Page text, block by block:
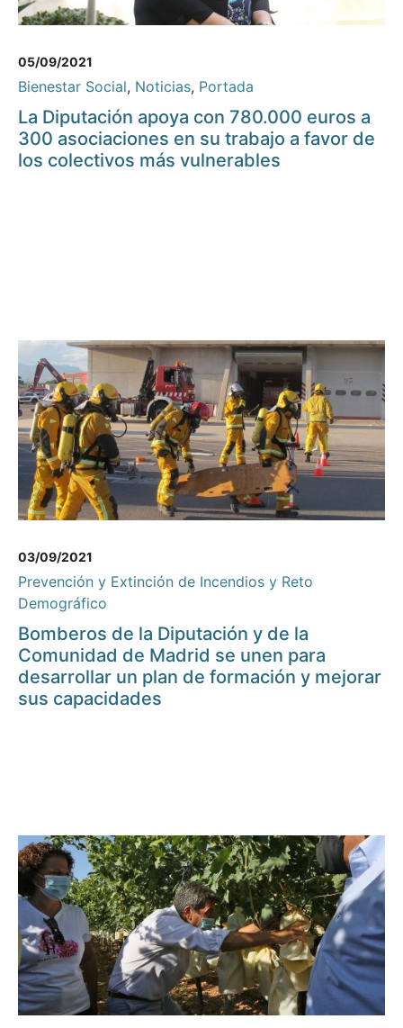
05/09/2021
Bienestar Social, Noticias, Portada
La Diputación apoya con 780.000 euros a
300 asociaciones en su trabajo a favor de
los colectivos más vulnerables
03/09/2021
Prevención y Extinción de Incendios y Reto
Demográfico
Bomberos de la Diputación y de la
Comunidad de Madrid se unen para
desarrollar un plan de formación y mejorar
sus capacidades